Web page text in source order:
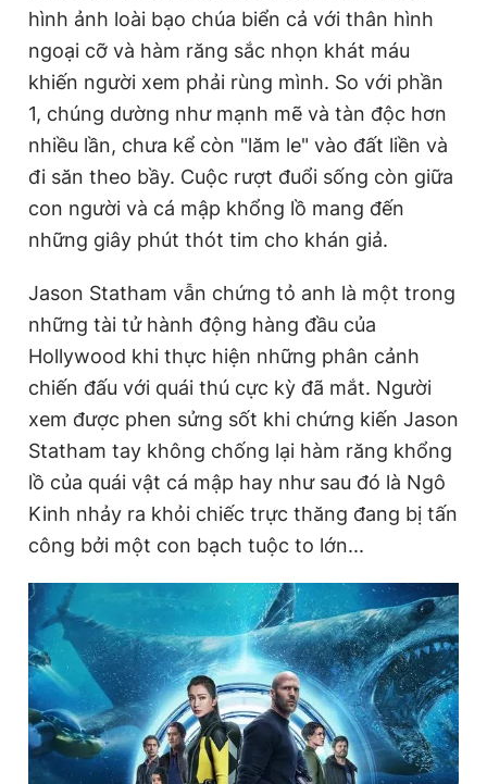
hình ảnh loài bạo chúa biển cả với thân hình
ngoại cỡ và hàm răng sắc nhọn khát máu
khiến người xem phải rùng mình. So với phần
1, chúng dường như mạnh mẽ và tàn độc hơn
nhiều lần, chưa kể còn "lăm le" vào đất liền và
đi săn theo bầy. Cuộc rượt đuổi sống còn giữa
con người và cá mập khổng lồ mang đến
những giây phút thót tim cho khán giả.
Jason Statham vẫn chứng tỏ anh là một trong
những tài tử hành động hàng đầu của
Hollywood khi thực hiện những phân cảnh
chiến đấu với quái thú cực kỳ đã mắt. Người
xem được phen sửng sốt khi chứng kiến Jason
Statham tay không chống lại hàm răng khổng
lồ của quái vật cá mập hay như sau đó là Ngô
Kinh nhảy ra khỏi chiếc trực thăng đang bị tấn
công bởi một con bạch tuộc to lớn...